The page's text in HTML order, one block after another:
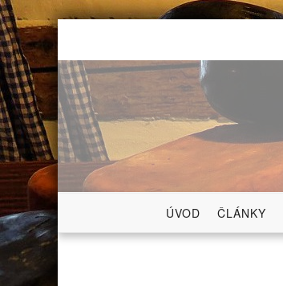
Skip
content
ÚVOD ČLÁNKY